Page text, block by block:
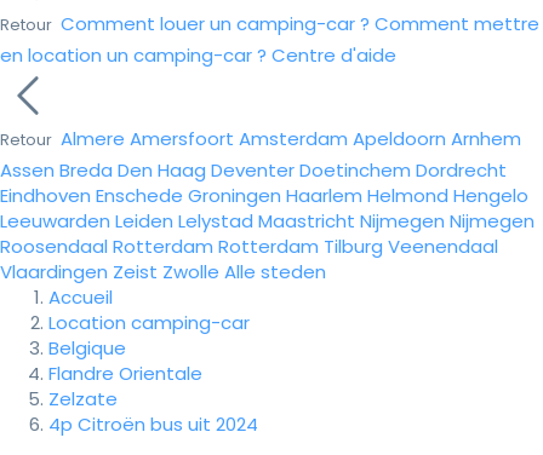
Retour Comment louer un camping-car ? Comment mettre
en location un camping-car ? Centre d'aide
Retour Almere Amersfoort Amsterdam Apeldoorn Arnhem
Assen Breda Den Haag DeventerDoetinchem Dordrecht
Eindhoven Enschede Groningen Haarlem Helmond Hengelo
Leeuwarden Leiden Lelystad Maastricht Nijmegen Nijmegen
Roosendaal Rotterdam Rotterdam Tilburg Veenendaal
Vlaardingen Zeist Zwolle Alle steden
Accueil
Location camping-car
Belgique
Flandre Orientale
Zelzate
4p Citroën bus uit 2024